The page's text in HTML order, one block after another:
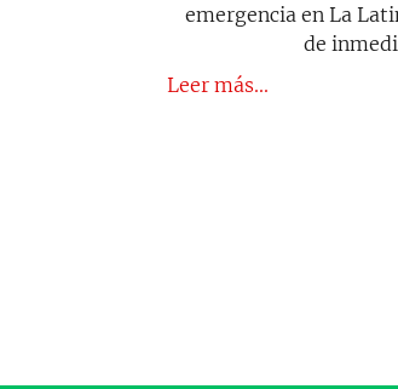
emergencia en La
de
Leer más...